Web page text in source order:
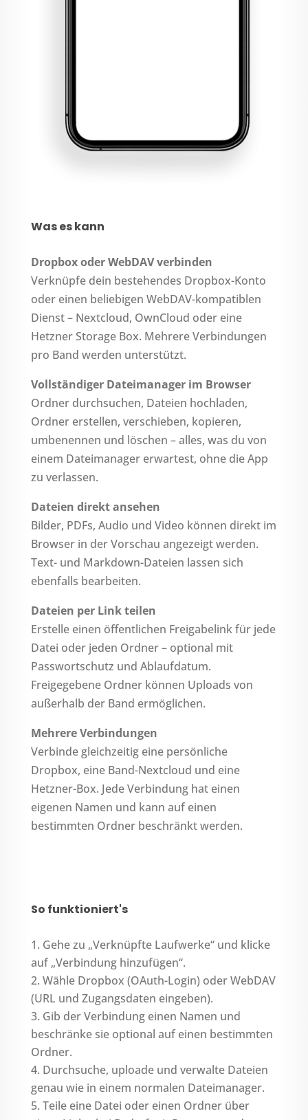
Was es kann
Dropbox oder WebDAV verbinden
Verknüpfe dein bestehendes Dropbox-Konto
oder einen beliebigen WebDAV-kompatiblen
Dienst – Nextcloud, OwnCloud oder eine
Hetzner Storage Box. Mehrere Verbindungen
pro Band werden unterstützt.
Vollständiger Dateimanager im Browser
Ordner durchsuchen, Dateien hochladen,
Ordner erstellen, verschieben, kopieren,
umbenennen und löschen – alles, was du von
einem Dateimanager erwartest, ohne die App
zu verlassen.
Dateien direkt ansehen
Bilder, PDFs, Audio und Video können direkt im
Browser in der Vorschau angezeigt werden.
Text- und Markdown-Dateien lassen sich
ebenfalls bearbeiten.
Dateien per Link teilen
Erstelle einen öffentlichen Freigabelink für jede
Datei oder jeden Ordner – optional mit
Passwortschutz und Ablaufdatum.
Freigegebene Ordner können Uploads von
außerhalb der Band ermöglichen.
Mehrere Verbindungen
Verbinde gleichzeitig eine persönliche
Dropbox, eine Band-Nextcloud und eine
Hetzner-Box. Jede Verbindung hat einen
eigenen Namen und kann auf einen
bestimmten Ordner beschränkt werden.
So funktioniert's
Gehe zu „Verknüpfte Laufwerke“ und klicke
auf „Verbindung hinzufügen“.
Wähle Dropbox (OAuth-Login) oder WebDAV
(URL und Zugangsdaten eingeben).
Gib der Verbindung einen Namen und
beschränke sie optional auf einen bestimmten
Ordner.
Durchsuche, uploade und verwalte Dateien
genau wie in einem normalen Dateimanager.
Teile eine Datei oder einen Ordner über